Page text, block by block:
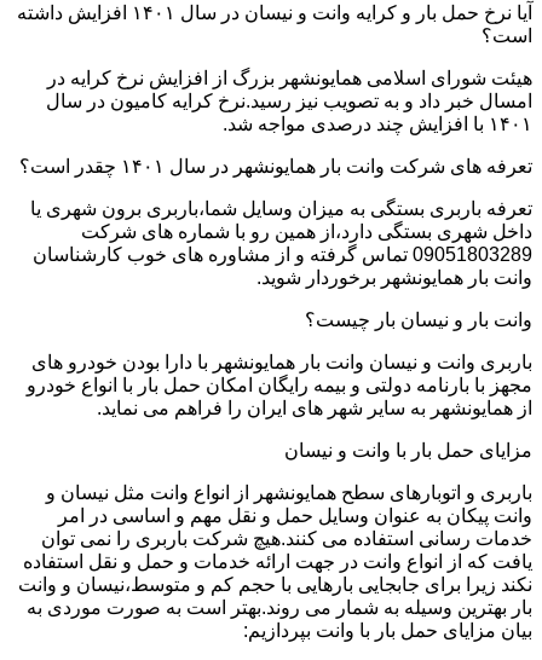
آیا نرخ حمل بار و کرایه وانت و نیسان در سال ۱۴۰۱ افزایش داشته
است؟
هیئت شورای اسلامی همایونشهر بزرگ از افزایش نرخ کرایه در
امسال خبر داد و به تصویب نیز رسید.نرخ کرایه کامیون در سال
۱۴۰۱ با افزایش چند درصدی مواجه شد.
تعرفه های شرکت وانت بار همایونشهر در سال ۱۴۰۱ چقدر است؟
تعرفه باربری بستگی به میزان وسایل شما،باربری برون شهری یا
داخل شهری بستگی دارد،از همین رو با شماره های شرکت
09051803289 تماس گرفته و از مشاوره های خوب کارشناسان
وانت بار همایونشهر برخوردار شوید.
وانت بار و نیسان بار چیست؟
باربری وانت و نیسان وانت بار همایونشهر با دارا بودن خودرو های
مجهز با بارنامه دولتی و بیمه رایگان امکان حمل بار با انواع خودرو
از همایونشهر به سایر شهر های ایران را فراهم می نماید.
مزایای حمل بار با وانت و نیسان
باربری و اتوبارهای سطح همایونشهر از انواع وانت مثل نیسان و
وانت پیکان به عنوان وسایل حمل و نقل مهم و اساسی در امر
خدمات رسانی استفاده می کنند.هیچ شرکت باربری را نمی توان
یافت که از انواع وانت در جهت ارائه خدمات و حمل و نقل استفاده
نکند زیرا برای جابجایی بارهایی با حجم کم و متوسط،نیسان و وانت
بار بهترین وسیله به شمار می روند.بهتر است به صورت موردی به
بیان مزایای حمل بار با وانت بپردازیم: